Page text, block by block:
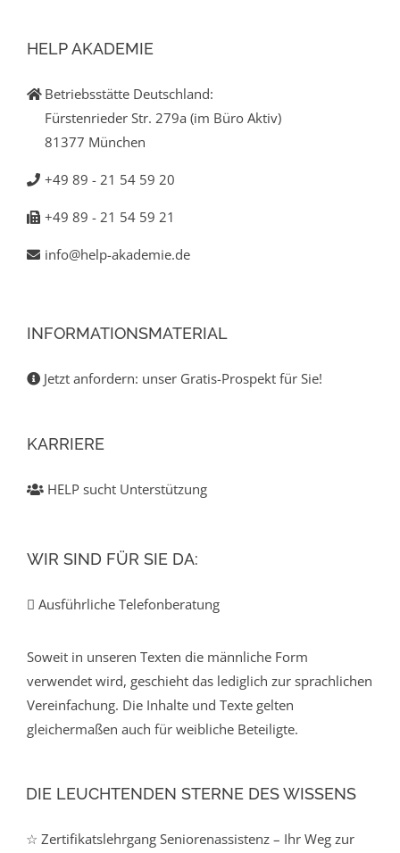
HELP AKADEMIE
Betriebsstätte Deutschland:
Fürstenrieder Str. 279a (im Büro Aktiv)
81377 München
+49 89 - 21 54 59 20
+49 89 - 21 54 59 21
info@help-akademie.de
INFORMATIONSMATERIAL
Jetzt anfordern: unser Gratis-Prospekt für Sie!
KARRIERE
HELP sucht Unterstützung
WIR SIND FÜR SIE DA:
Ausführliche Telefonberatung
Soweit in unseren Texten die männliche Form
verwendet wird, geschieht das lediglich zur sprachlichen
Vereinfachung. Die Inhalte und Texte gelten
gleichermaßen auch für weibliche Beteiligte.
DIE LEUCHTENDEN STERNE DES WISSENS
☆ Zertifikatslehrgang Seniorenassistenz – Ihr Weg zur